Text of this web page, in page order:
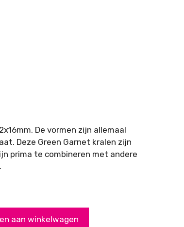
De vormen zijn allemaal
Deze Green Garnet kralen zijn
prima te combineren met andere
aan winkelwagen